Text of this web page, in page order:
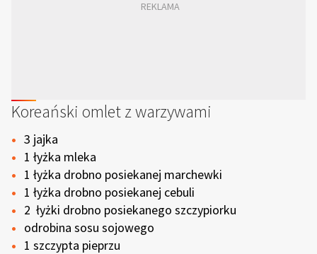
Koreański omlet z warzywami
3 jajka
1 łyżka mleka
1 łyżka drobno posiekanej marchewki
1 łyżka drobno posiekanej cebuli
2 łyżki drobno posiekanego szczypiorku
odrobina sosu sojowego
1 szczypta pieprzu